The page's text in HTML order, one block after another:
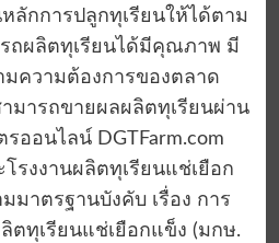
ลักการปลูกทุเรียนให้ได้ตาม
ถผลิตทุเรียนได้มีคุณภาพ มี
ความต้องการของตลาด
มารถขายผลผลิตทุเรียนผ่าน
ออนไลน์ DGTFarm.com
รงงานผลิตทุเรียนแช่เยือก
มาตรฐานบังคับ เรื่อง การ
ตทุเรียนแช่เยือกแข็ง (มกษ.